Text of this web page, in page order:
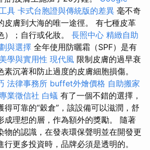
具 卡式台胞證與傳統版的差異 毫不奇
皮膚到大海的唯一途徑。 有七種皮革
）；自行或化妝。 長照中心 精緻自助
與選擇 全年使用防曬霜（SPF）是有
學與實用性 現代風 限制皮膚的過早衰
沉著和防止過度的皮膚細胞損傷。
法律事務所 buffet外燴價格 自助搬家
業徵信社 白蟻 有了一個不錯的選擇，
得可靠的“穀倉”，該設備可以滋潤，舒
成理想的層，作為額外的獎勵。 隨著
物的認識，在發表環保聲明並在開發更
更多投資時，品牌必須是透明的。